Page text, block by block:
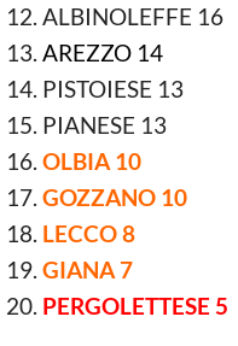
ALBINOLEFFE 16
AREZZO 14
PISTOIESE 13
PIANESE 13
OLBIA 10
GOZZANO 10
LECCO 8
GIANA 7
PERGOLETTESE 5